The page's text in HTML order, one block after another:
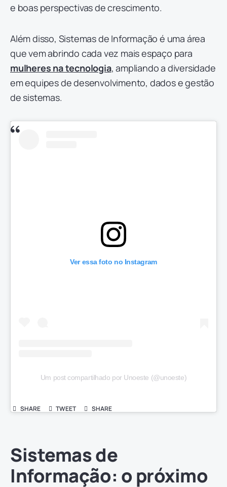
e boas perspectivas de crescimento.
Além disso, Sistemas de Informação é uma área
que vem abrindo cada vez mais espaço para
mulheres na tecnologia, ampliando a diversidade
em equipes de desenvolvimento, dados e gestão
de sistemas.
Ver essa foto no Instagram
Um post compartilhado por Unoeste (@unoeste)
SHARE TWEET SHARE
Sistemas de
Informação: o próximo